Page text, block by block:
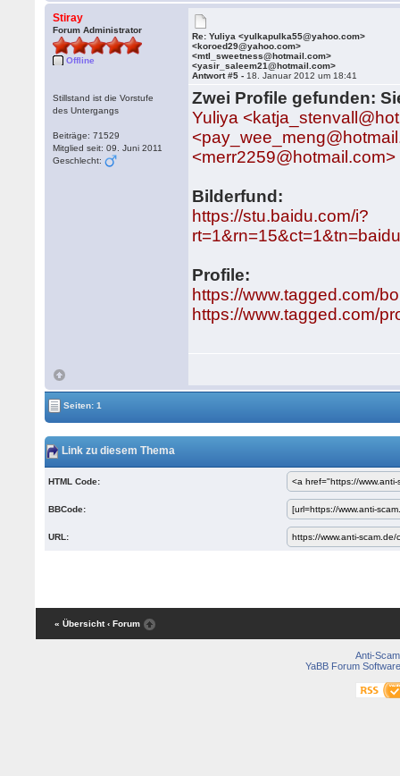
Stiray
Forum Administrator
Offline
Stillstand ist die Vorstufe
des Untergangs
Beiträge: 71529
Mitglied seit: 09. Juni 2011
Geschlecht:
Re: Yuliya <yulkapulka55@yahoo.com>
<koroed29@yahoo.com>
<mtl_sweetness@hotmail.com>
<yasir_saleem21@hotmail.com>
Antwort #5 - 18. Januar 2012 um 18:41
Zwei Profile gefunden:
Yuliya
Bilderfund:
https://stu.baidu.com/i?
Profile:
https://www.tagged.com/
https://www.tagged.com/
Seiten: 1
Link zu diesem Thema
HTML Code:
BBCode:
URL:
« Übersicht ‹ Forum
Anti-Scam
YaBB Forum Software